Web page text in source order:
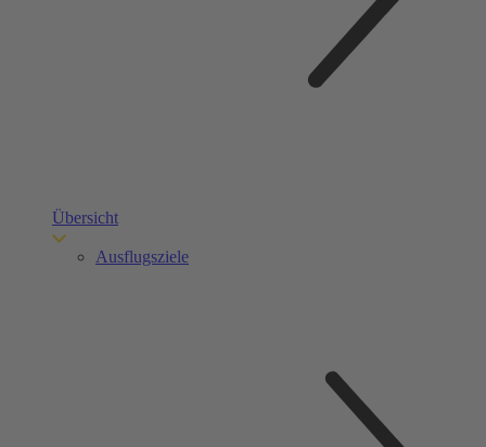
Übersicht
Ausflugsziele